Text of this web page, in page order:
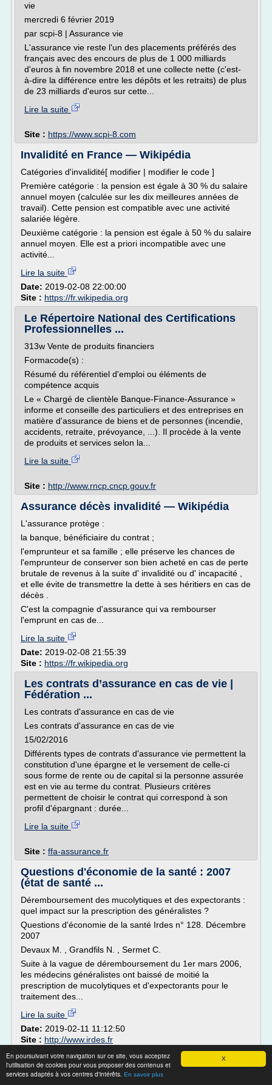
X
En poursuivant votre navigation sur ce site, vous acceptez
l'utilisation de cookies pour vous proposer des contenus et
services adaptés à vos centres d'intérêts. En savoir plus
vie
mercredi 6 février 2019
par scpi-8 | Assurance vie
L'assurance vie reste l'un des placements préférés des
français avec des encours de plus de 1 000 milliards
d'euros à fin novembre 2018 et une collecte nette (c'est-
à-dire la différence entre les dépôts et les retraits) de plus
de 23 milliards d'euros sur cette...
Lire la suite
Site : https://www.scpi-8.com
Invalidité en France — Wikipédia
Catégories d'invalidité[ modifier | modifier le code ]
Première catégorie : la pension est égale à 30 % du salaire
annuel moyen (calculée sur les dix meilleures années de
travail). Cette pension est compatible avec une activité
salariée légère.
Deuxième catégorie : la pension est égale à 50 % du salaire
annuel moyen. Elle est a priori incompatible avec une
activité...
Lire la suite
Date: 2019-02-08 22:00:00
Site : https://fr.wikipedia.org
Le Répertoire National des Certifications
Professionnelles ...
313w Vente de produits financiers
Formacode(s) :
Résumé du référentiel d'emploi ou éléments de
compétence acquis
Le « Chargé de clientèle Banque-Finance-Assurance »
informe et conseille des particuliers et des entreprises en
matière d'assurance de biens et de personnes (incendie,
accidents, retraite, prévoyance, ...). Il procède à la vente
de produits et services selon la...
Lire la suite
Site : http://www.rncp.cncp.gouv.fr
Assurance décès invalidité — Wikipédia
L'assurance protège :
la banque, bénéficiaire du contrat ;
l'emprunteur et sa famille ; elle préserve les chances de
l'emprunteur de conserver son bien acheté en cas de perte
brutale de revenus à la suite d' invalidité ou d' incapacité ,
et elle évite de transmettre la dette à ses héritiers en cas de
décès .
C'est la compagnie d'assurance qui va rembourser
l'emprunt en cas de...
Lire la suite
Date: 2019-02-08 21:55:39
Site : https://fr.wikipedia.org
Les contrats d’assurance en cas de vie |
Fédération ...
Les contrats d'assurance en cas de vie
Les contrats d'assurance en cas de vie
15/02/2016
Différents types de contrats d'assurance vie permettent la
constitution d'une épargne et le versement de celle-ci
sous forme de rente ou de capital si la personne assurée
est en vie au terme du contrat. Plusieurs critères
permettent de choisir le contrat qui correspond à son
profil d'épargnant : durée...
Lire la suite
Site : ffa-assurance.fr
Questions d'économie de la santé : 2007
(état de santé ...
Déremboursement des mucolytiques et des expectorants :
quel impact sur la prescription des généralistes ?
Questions d'économie de la santé Irdes n° 128. Décembre
2007
Devaux M. , Grandfils N. , Sermet C.
Suite à la vague de déremboursement du 1er mars 2006,
les médecins généralistes ont baissé de moitié la
prescription de mucolytiques et d'expectorants pour le
traitement des...
Lire la suite
Date: 2019-02-11 11:12:50
Site : http://www.irdes.fr
Groupe SMA — Wikipédia
Historique[ modifier | modifier le code ]